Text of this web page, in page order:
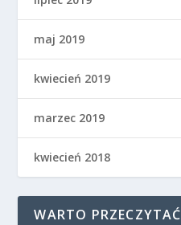
maj 2019
kwiecień 2019
marzec 2019
kwiecień 2018
WARTO PRZECZYTAĆ